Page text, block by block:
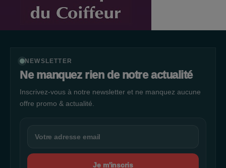
NEWSLETTER
Ne manquez rien de notre actualité
Inscrivez-vous à notre newsletter et ne manquez aucune
offre promo & actualité.
Je m'inscris